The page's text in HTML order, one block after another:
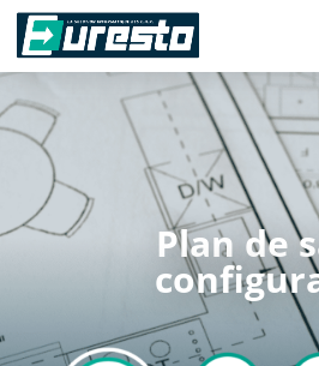
Plan de